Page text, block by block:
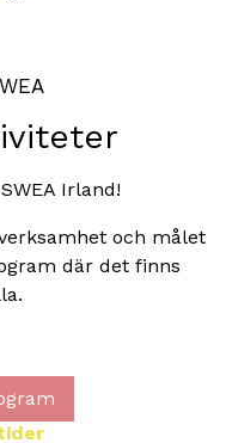
Irland!
och målet
där det finns